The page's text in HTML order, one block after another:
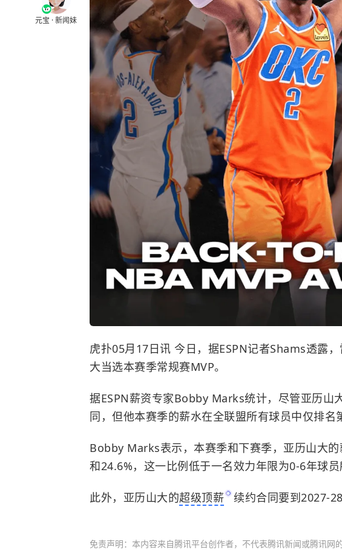
元宝 · 新闻妹
虎扑05月17日讯 今日，据ESPN记者Shams透露，
大当选本赛季常规赛MVP。
据ESPN薪资专家Bobby Marks统计，尽管亚历山
同，但他本赛季的薪水在全联盟所有球员中仅排名
Bobby Marks表示，本赛季和下赛季，亚历山大的
和24.6%，这一比例低于一名效力年限为0-6年球员
此外，亚历山大的超级顶薪 续约合同要到2027-
免责声明：本内容来自腾讯平台创作者，不代表腾讯新闻或腾讯网